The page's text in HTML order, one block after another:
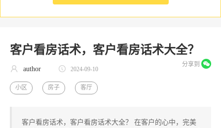
客户看房话术，客户看房话术大全？
分享到
author 2024-09-10
小区 房子 客厅
客户看房话术，客户看房话术大全？ 在客户的心中，完美